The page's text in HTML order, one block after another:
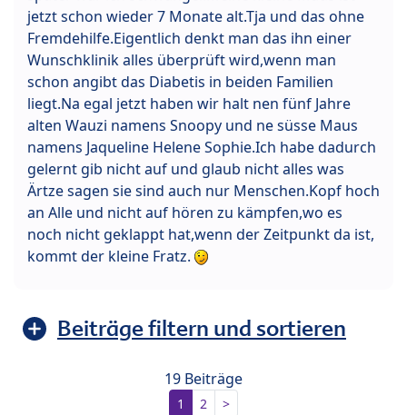
jetzt schon wieder 7 Monate alt.Tja und das ohne
Fremdehilfe.Eigentlich denkt man das ihn einer
Wunschklinik alles überprüft wird,wenn man
schon angibt das Diabetis in beiden Familien
liegt.Na egal jetzt haben wir halt nen fünf Jahre
alten Wauzi namens Snoopy und ne süsse Maus
namens Jaqueline Helene Sophie.Ich habe dadurch
gelernt gib nicht auf und glaub nicht alles was
Ärtze sagen sie sind auch nur Menschen.Kopf hoch
an Alle und nicht auf hören zu kämpfen,wo es
noch nicht geklappt hat,wenn der Zeitpunkt da ist,
kommt der kleine Fratz.
Beiträge filtern und sortieren
19 Beiträge
1 2 >